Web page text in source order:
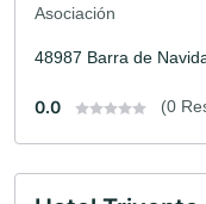
Asociación
48987 Barra de
0.0 (0